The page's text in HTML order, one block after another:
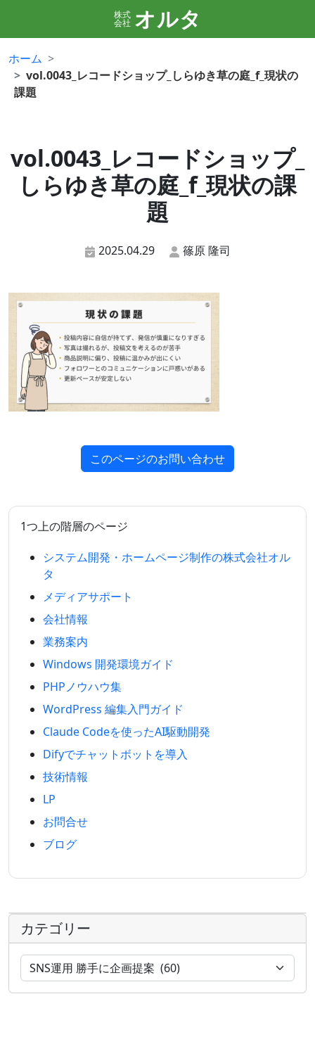
株式
会社 オルタ
ホーム
vol.0043_レコードショップ_しらゆき草の庭_f_現状の
課題
vol.0043_レコードショップ_
しらゆき草の庭_f_現状の課
題
2025.04.29 篠原 隆司
このページのお問い合わせ
1つ上の階層のページ
システム開発・ホームページ制作の株式会社オル
タ
メディアサポート
会社情報
業務案内
Windows 開発環境ガイド
PHPノウハウ集
WordPress 編集入門ガイド
Claude Codeを使ったAI駆動開発
Difyでチャットボットを導入
技術情報
LP
お問合せ
ブログ
カテゴリー